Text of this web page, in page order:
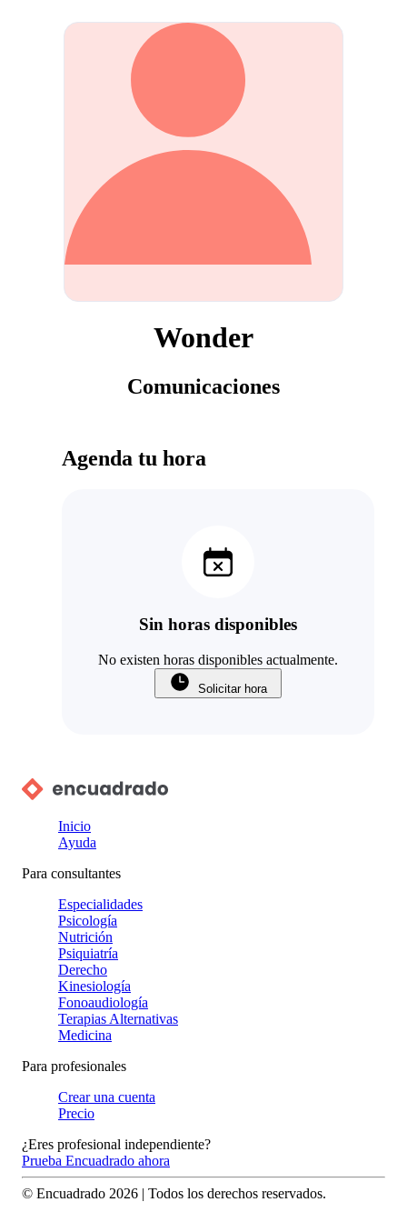
Wonder
Comunicaciones
Agenda tu hora
Sin horas disponibles
No existen horas disponibles actualmente.
Solicitar hora
Inicio
Ayuda
Para consultantes
Especialidades
Psicología
Nutrición
Psiquiatría
Derecho
Kinesiología
Fonoaudiología
Terapias Alternativas
Medicina
Para profesionales
Crear una cuenta
Precio
¿Eres profesional independiente?
Prueba Encuadrado ahora
© Encuadrado 2026 | Todos los derechos reservados.